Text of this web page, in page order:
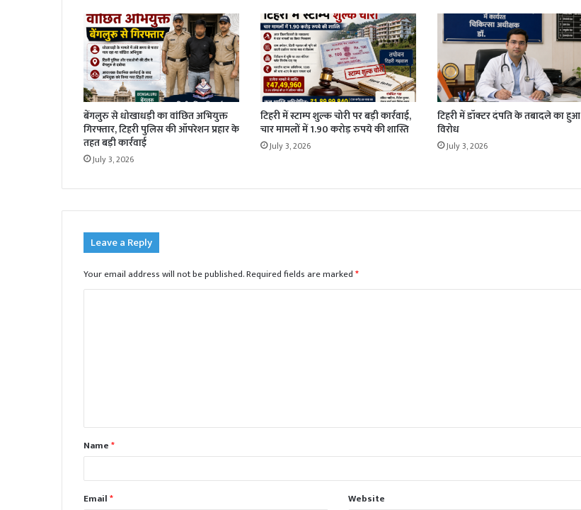
बेंगलुरु से धोखाधड़ी का वांछित अभियुक्त
गिरफ्तार, टिहरी पुलिस की ऑपरेशन प्रहार के
तहत बड़ी कार्रवाई
July 3, 2026
टिहरी में स्टाम्प शुल्क चोरी पर बड़ी कार्रवाई,
चार मामलों में 1.90 करोड़ रुपये की शास्ति
July 3, 2026
टिहरी में डॉक्टर दंपति के तबादले का हुआ
विरोध
July 3, 2026
Leave a Reply
Your email address will not be published.Required fields are marked*
t
*Name*
Email* Website